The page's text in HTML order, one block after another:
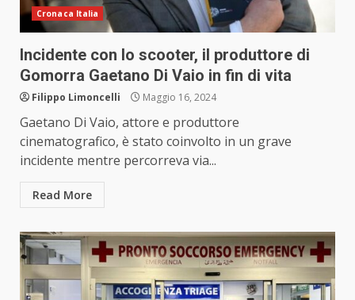
Cronaca Italia
Incidente con lo scooter, il produttore di
Gomorra Gaetano Di Vaio in fin di vita
Filippo Limoncelli Maggio 16, 2024
Gaetano Di Vaio, attore e produttore
cinematografico, è stato coinvolto in un grave
incidente mentre percorreva via...
Read More